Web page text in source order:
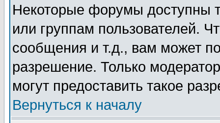
Некоторые форумы доступны
или группам пользователей.
сообщения и т.д., вам может
разрешение. Только
могут предоставить такое
Вернуться к началу